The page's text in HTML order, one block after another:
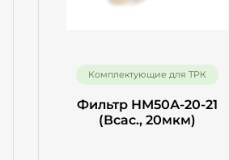
Комплектующие для ТРК
Фильтр НМ50А-20-21
(Всас., 20мкм)